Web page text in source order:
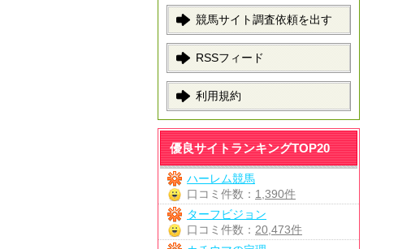
競馬サイト調査依頼を出す
RSSフィード
利用規約
優良サイトランキングTOP20
ハーレム競馬
口コミ件数： 1,390件
ターフビジョン
口コミ件数： 20,473件